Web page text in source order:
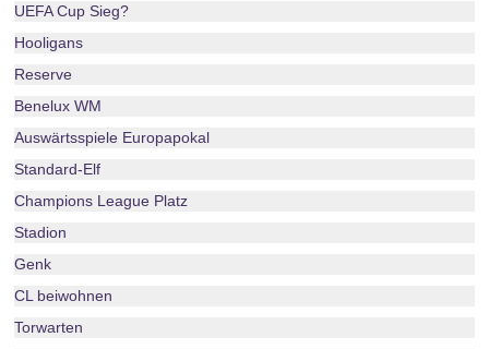
UEFA Cup Sieg?
Hooligans
Reserve
Benelux WM
Auswärtsspiele Europapokal
Standard-Elf
Champions League Platz
Stadion
Genk
CL beiwohnen
Torwarten